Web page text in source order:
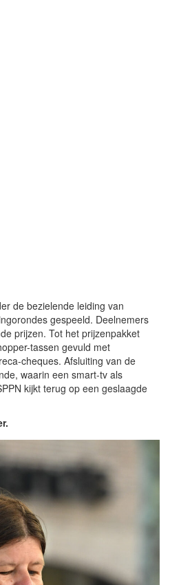
de bezielende leiding van
gespeeld. Deelnemers
prijzen. Tot het prijzenpakket
tassen gevuld met
cheques. Afsluiting van de
waarin een smart-tv als
kijkt terug op een geslaagde